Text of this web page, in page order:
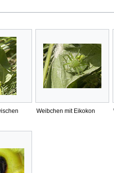
Weibchen mit Eikokon